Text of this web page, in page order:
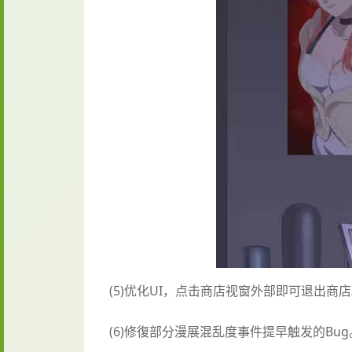
(5)优化UI，点击商店视窗外部即可退出商
(6)修復部分漫展混乱度事件提早触发的Bug